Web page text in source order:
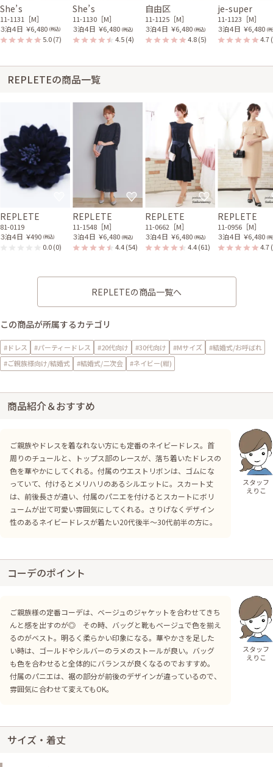
She’s
11-1131［M］
３泊４日 ￥6,480 (税込)
5.0(7)
She’s
11-1130［M］
３泊４日 ￥6,480 (税込)
4.5(4)
自由区
11-1125［M］
３泊４日 ￥6,480 (税込)
4.8(5)
je-super
11-1123［M］
３泊４日 ￥6,480 (
4.7
REPLETEの商品一覧
REPLETE
81-0119
３泊４日 ￥490 (税込)
0.0(0)
REPLETE
11-1548［M］
３泊４日 ￥6,480 (税込)
4.4(54)
REPLETE
11-0662［M］
３泊４日 ￥6,480 (税込)
4.4(61)
REPLETE
11-0956［M］
３泊４日 ￥6,480 (
4.7
REPLETEの商品一覧へ
この商品が所属するカテゴリ
#ドレス #パーティードレス #20代向け #30代向け #Mサイズ
#結婚式/お呼ばれ
#ご親族様向け/結婚式
#結婚式/二次会 #ネイビー(紺)
商品紹介＆おすすめ
ご親族やドレスを着なれない方にも定番のネイビードレス。首
周りのチュールと、トップス部のレースが、落ち着いたドレスの
色を華やかにしてくれる。付属のウエストリボンは、ゴムにな
っていて、付けるとメリハリのあるシルエットに。スカート丈
は、前後長さが違い、付属のパニエを付けるとスカートにボリ
ュームが出て可愛い雰囲気にしてくれる。さりげなくデザイン
性のあるネイビードレスが着たい20代後半～30代前半の方に。
スタッフ
えりこ
コーデのポイント
ご親族様の定番コーデは、ベージュのジャケットを合わせてきち
んと感を出すのが◎ その時、バッグと靴もベージュで色を揃え
るのがベスト。明るく柔らかい印象になる。華やかさを足した
い時は、ゴールドやシルバーのラメのストールが良い。バッグ
も色を合わせると全体的にバランスが良くなるのでおすすめ。
付属のパニエは、裾の部分が前後のデザインが違っているので、
雰囲気に合わせて変えてもOK。
スタッフ
えりこ
サイズ・着丈